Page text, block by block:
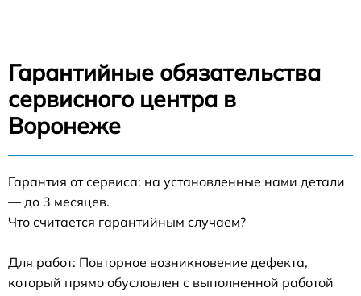
Гарантийные обязательства
сервисного центра в
Воронеже
Гарантия от сервиса: на установленные нами детали
— до 3 месяцев.
Что считается гарантийным случаем?
Для работ: Повторное возникновение дефекта,
который прямо обусловлен с выполненной работой